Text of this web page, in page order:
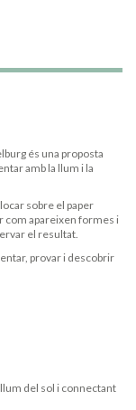
és una proposta
amb la llum i la
sobre el paper
com apareixen formes i
el resultat.
provar i descobrir
del sol i connectant